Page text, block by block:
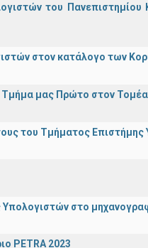
του
στον κατάλογο των
μας Πρώτο στον Τομέα
του Τμήματος
Υπολογιστών στο
PETRA 2023